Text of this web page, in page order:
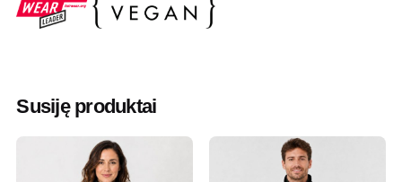
Smėlinė
Džiovinimas Draudžiama džiovinti džiovyklėje
Lyginimas Negalima
Susiję produktai